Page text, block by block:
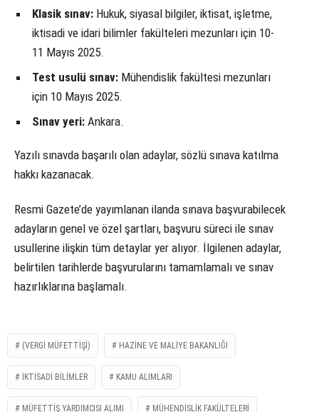
Klasik sınav: Hukuk, siyasal bilgiler, iktisat, işletme,
iktisadi ve idari bilimler fakülteleri mezunları için 10-
11 Mayıs 2025.
Test usulü sınav: Mühendislik fakültesi mezunları
için 10 Mayıs 2025.
Sınav yeri: Ankara.
Yazılı sınavda başarılı olan adaylar, sözlü sınava katılma
hakkı kazanacak.
Resmi Gazete’de yayımlanan ilanda sınava başvurabilecek
adayların genel ve özel şartları, başvuru süreci ile sınav
usullerine ilişkin tüm detaylar yer alıyor. İlgilenen adaylar,
belirtilen tarihlerde başvurularını tamamlamalı ve sınav
hazırlıklarına başlamalı.
(VERGI MÜFETTIŞI) HAZINE VE MALIYE BAKANLIĞI
IKTISADI BILIMLER KAMU ALIMLARI
MÜFETTIŞ YARDIMCISI ALIMI MÜHENDISLIK FAKÜLTELERI